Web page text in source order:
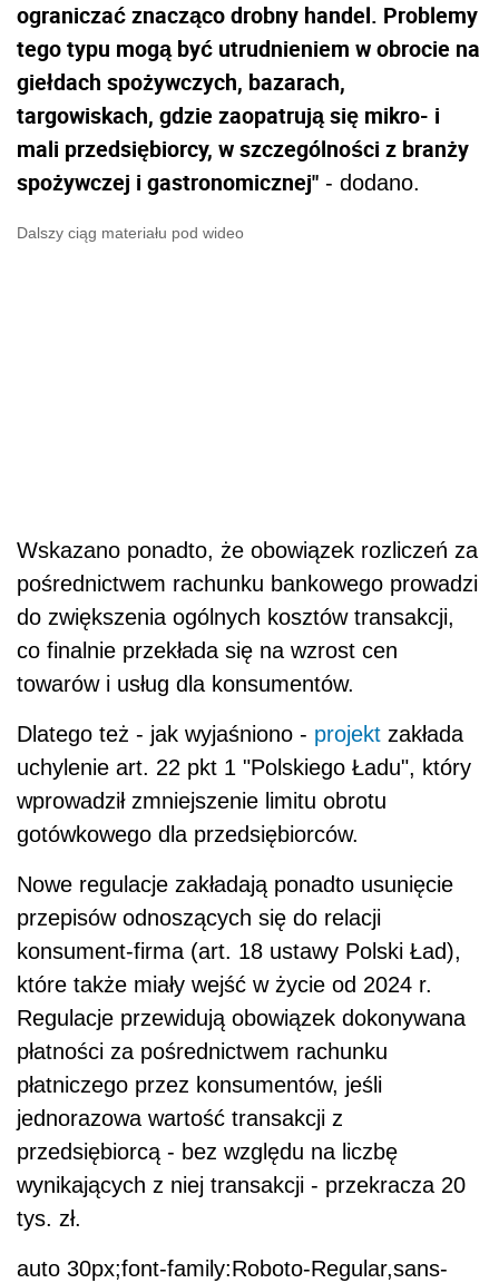
ograniczać znacząco drobny handel. Problemy
tego typu mogą być utrudnieniem w obrocie na
giełdach spożywczych, bazarach,
targowiskach, gdzie zaopatrują się mikro- i
mali przedsiębiorcy, w szczególności z branży
spożywczej i gastronomicznej" - dodano.
Dalszy ciąg materiału pod wideo
Wskazano ponadto, że obowiązek rozliczeń za
pośrednictwem rachunku bankowego prowadzi
do zwiększenia ogólnych kosztów transakcji,
co finalnie przekłada się na wzrost cen
towarów i usług dla konsumentów.
Dlatego też - jak wyjaśniono - projekt zakłada
uchylenie art. 22 pkt 1 "Polskiego Ładu", który
wprowadził zmniejszenie limitu obrotu
gotówkowego dla przedsiębiorców.
Nowe regulacje zakładają ponadto usunięcie
przepisów odnoszących się do relacji
konsument-firma (art. 18 ustawy Polski Ład),
które także miały wejść w życie od 2024 r.
Regulacje przewidują obowiązek dokonywana
płatności za pośrednictwem rachunku
płatniczego przez konsumentów, jeśli
jednorazowa wartość transakcji z
przedsiębiorcą - bez względu na liczbę
wynikających z niej transakcji - przekracza 20
tys. zł.
auto 30px;font-family:Roboto-Regular,sans-